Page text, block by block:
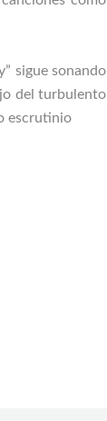
sigue sonando
del turbulento
escrutinio